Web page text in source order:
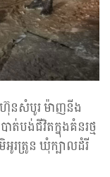
មហ៊ុនសំបូរ ម៉ាញនីង
ាត់បង់ជីវិតក្នុងគំនរថ្ម
អូរត្រូន ឃុំក្បាលដំរី